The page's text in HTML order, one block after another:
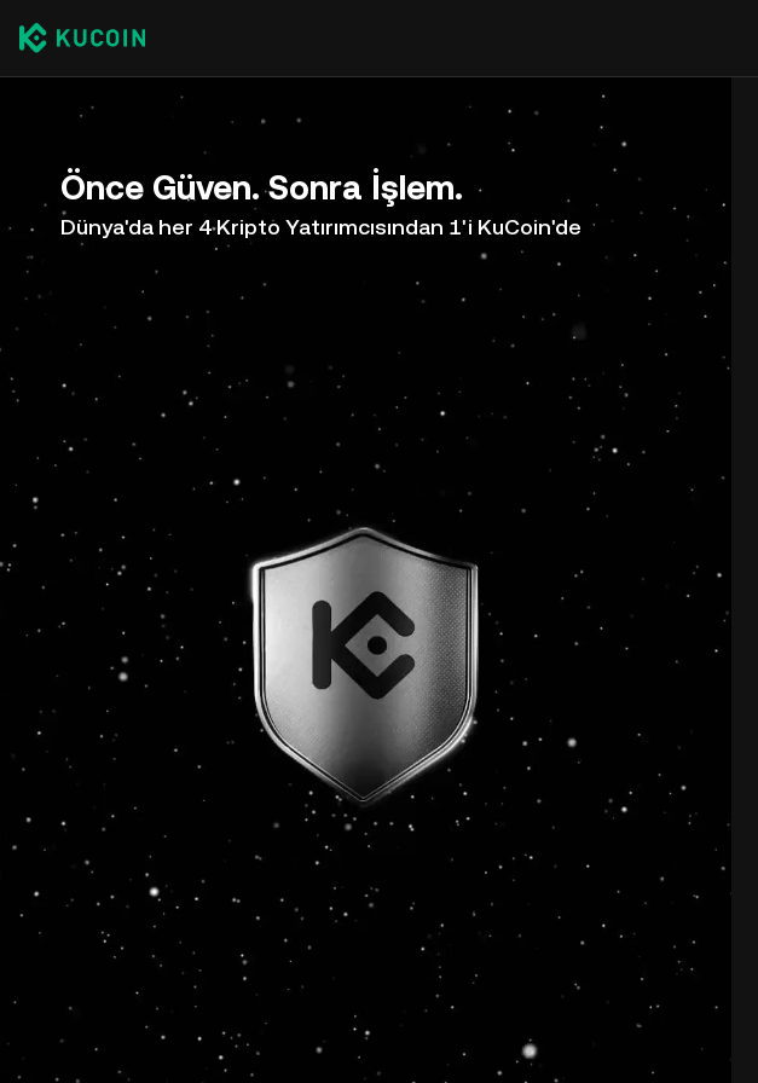
Önce Güven. Sonra İşlem.
Dünya'da her 4 Kripto Yatırımcısından 1'i KuCoin'de